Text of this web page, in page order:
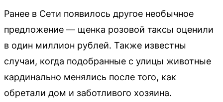
Ранее в Сети появилось другое необычное
предложение — щенка розовой таксы оценили
в один миллион рублей. Также известны
случаи, когда подобранные с улицы животные
кардинально менялись после того, как
обретали дом и заботливого хозяина.